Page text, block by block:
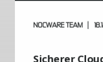
NOCWARE TEAM
Sicherer